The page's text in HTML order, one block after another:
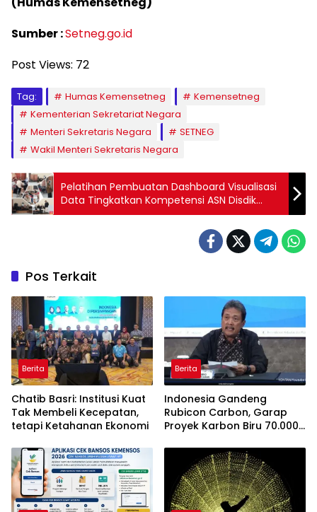
Sumber :Setneg.go.id
Post Views: 72
Tag: Humas Kemensetneg
Kemensetneg
Kementerian Sekretariat Negara
Menteri Sekretaris Negara
SETNEG
Wakil Menteri Sekretaris Negara
Pelatihan Pembuatan Dashboard Visualisasi
Data Tingkatkan Kompetensi ASN Disdik
Sulsel
Pos Terkait
Berita
Chatib Basri: Institusi Kuat
Tak Membeli Kecepatan,
tetapi Ketahanan Ekonomi
Berita
Indonesia Gandeng
Rubicon Carbon, Garap
Proyek Karbon Biru 70.000